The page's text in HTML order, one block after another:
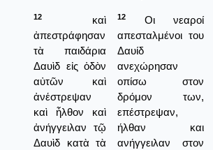
12
καὶ
ἀπεστράφησαν
τὰ παιδάρια
Δαυὶδ εἰς ὁδὸν
αὐτῶν καὶ
ἀνέστρεψαν
καὶ ἦλθον καὶ
ἀνήγγειλαν τῷ
Δαυὶδ κατὰ τὰ
12
Οι νεαροί
απεσταλμένοι του
Δαυίδ
ανεχώρησαν
οπίσω στον
δρόμον των,
επέστρεψαν,
ήλθαν και
ανήγγειλαν στον